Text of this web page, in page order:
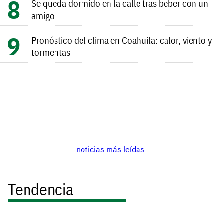
Se queda dormido en la calle tras beber con un
amigo
Pronóstico del clima en Coahuila: calor, viento y
tormentas
noticias más leídas
Tendencia